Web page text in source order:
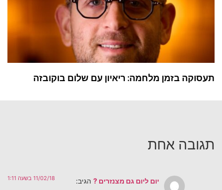
תעסוקה בזמן מלחמה: ריאיון עם שלום בוקובזה
תגובה אחת
יום ליום גם מצנזרים ? הגיב: 11/02/18 בשעה 1:11